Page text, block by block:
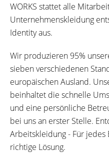
WORKS stattet alle
Unternehmenskleidung
Identity aus.
Wir produzieren 95%
sieben verschiedenen
europäischen Ausland.
beinhaltet die schnelle
und eine persönliche
bei uns an erster Stelle.
Arbeitskleidung - Für
richtige Lösung.